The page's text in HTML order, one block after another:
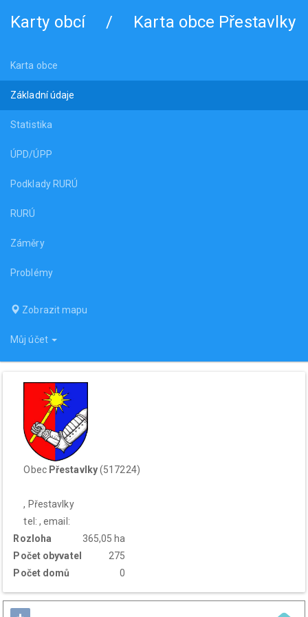
Karty obcí / Karta obce Přestavlky
Karta obce
Základní údaje
Statistika
ÚPD/ÚPP
Podklady RURÚ
RURÚ
Záměry
Problémy
Zobrazit mapu
Můj účet
Obec Přestavlky(517224)
, Přestavlky
tel: , email:
Rozloha
365,05 ha
Počet obyvatel
275
Počet domů
0